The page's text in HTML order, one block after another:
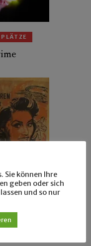
Sie können Ihre
geben oder sich
und so nur